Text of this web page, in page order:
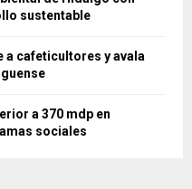
sustentable
a cafeticultores y avala
a 370 mdp en
sociales